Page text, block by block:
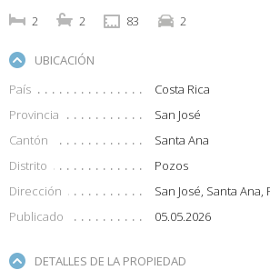
2 2 83 2
UBICACIÓN
País
Costa Rica
Provincia
San José
Cantón
Santa Ana
Distrito
Pozos
Dirección
San José, Santa Ana,
Publicado
05.05.2026
DETALLES DE LA PROPIEDAD